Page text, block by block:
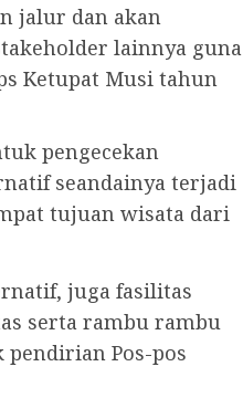
jalur dan akan
lainnya guna
Ketupat Musi tahun
pengecekan
seandainya terjadi
tujuan wisata dari
juga fasilitas
serta rambu rambu
Pos-pos